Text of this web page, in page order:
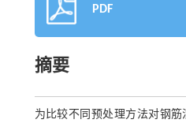
PDF
摘要
为比较不同预处理方法对钢